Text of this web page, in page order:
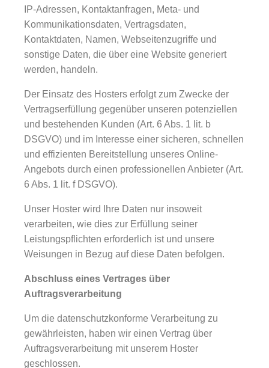
IP-Adressen, Kontaktanfragen, Meta- und
Kommunikationsdaten, Vertragsdaten,
Kontaktdaten, Namen, Webseitenzugriffe und
sonstige Daten, die über eine Website generiert
werden, handeln.
Der Einsatz des Hosters erfolgt zum Zwecke der
Vertragserfüllung gegenüber unseren potenziellen
und bestehenden Kunden (Art. 6 Abs. 1 lit. b
DSGVO) und im Interesse einer sicheren, schnellen
und effizienten Bereitstellung unseres Online-
Angebots durch einen professionellen Anbieter (Art.
6 Abs. 1 lit. f DSGVO).
Unser Hoster wird Ihre Daten nur insoweit
verarbeiten, wie dies zur Erfüllung seiner
Leistungspflichten erforderlich ist und unsere
Weisungen in Bezug auf diese Daten befolgen.
Abschluss eines Vertrages über
Auftragsverarbeitung
Um die datenschutzkonforme Verarbeitung zu
gewährleisten, haben wir einen Vertrag über
Auftragsverarbeitung mit unserem Hoster
geschlossen.